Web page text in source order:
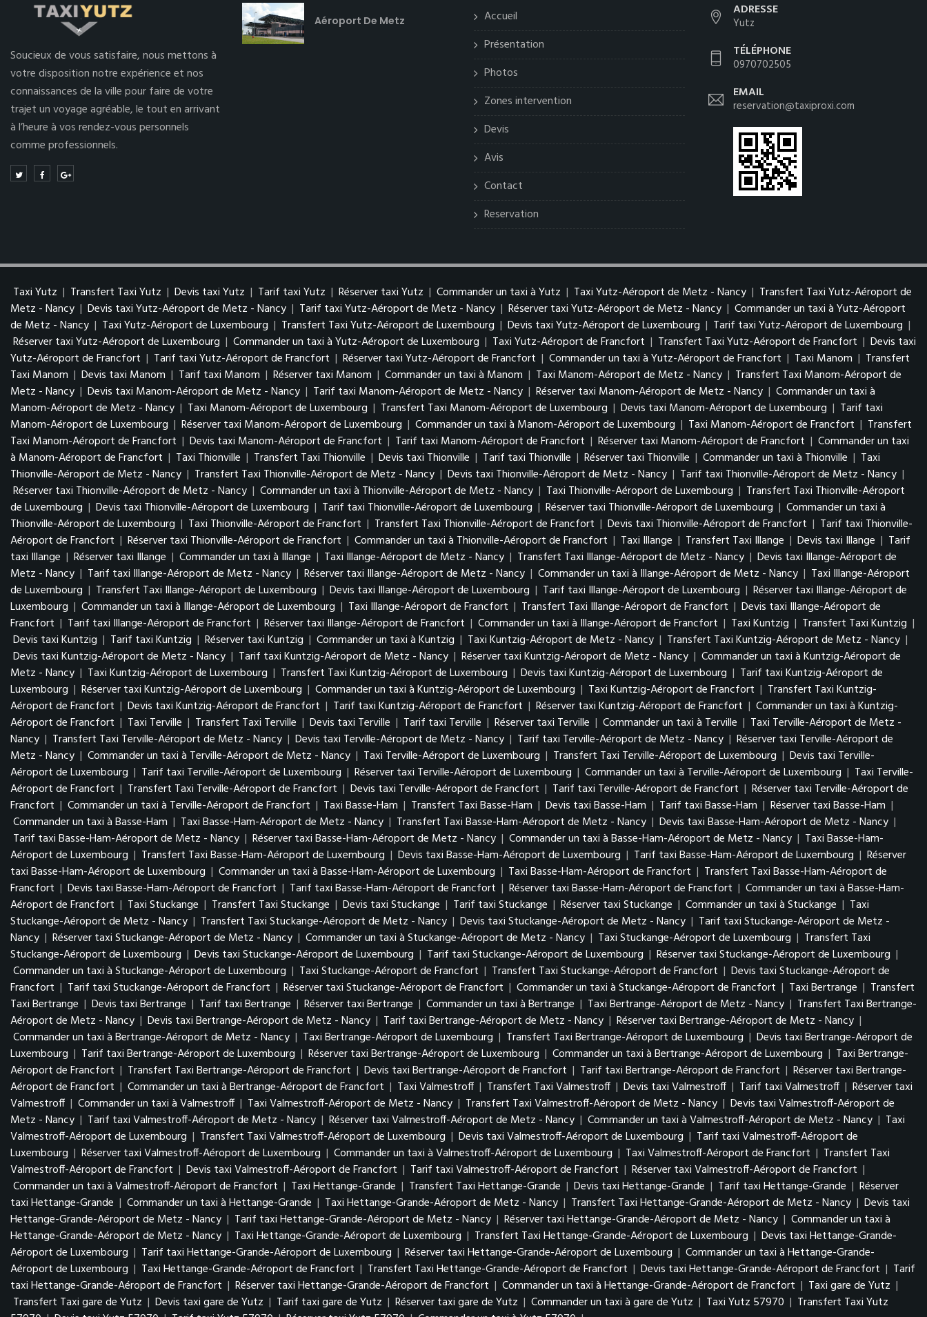
Soucieux de vous satisfaire, nous mettons à
votre disposition notre expérience et nos
connaissances de la ville pour faire de votre
trajet un voyage agréable, le tout en arrivant
à l’heure à vos rendez-vous personnels
comme professionnels.
Aéroport De Metz
Accueil
Présentation
Photos
Zones intervention
Devis
Avis
Contact
Reservation
ADRESSE
Yutz
TÉLÉPHONE
0970702505
EMAIL
reservation@taxiproxi.com
Taxi Yutz | Transfert Taxi Yutz | Devis taxi Yutz | Tarif taxi Yutz | Réserver taxi Yutz | Commander un taxi à Yutz | Taxi Yutz-Aéroport de Metz - Nancy | Transfert Taxi Yutz-Aéroport de
Metz - Nancy | Devis taxi Yutz-Aéroport de Metz - Nancy | Tarif taxi Yutz-Aéroport de Metz - Nancy | Réserver taxi Yutz-Aéroport de Metz - Nancy | Commander un taxi à Yutz-Aéroport
de Metz - Nancy | Taxi Yutz-Aéroport de Luxembourg | Transfert Taxi Yutz-Aéroport de Luxembourg | Devis taxi Yutz-Aéroport de Luxembourg | Tarif taxi Yutz-Aéroport de Luxembourg |
Réserver taxi Yutz-Aéroport de Luxembourg | Commander un taxi à Yutz-Aéroport de Luxembourg | Taxi Yutz-Aéroport de Francfort | Transfert Taxi Yutz-Aéroport de Francfort | Devis taxi
Yutz-Aéroport de Francfort | Tarif taxi Yutz-Aéroport de Francfort | Réserver taxi Yutz-Aéroport de Francfort | Commander un taxi à Yutz-Aéroport de Francfort | Taxi Manom | Transfert
Taxi Manom | Devis taxi Manom | Tarif taxi Manom | Réserver taxi Manom | Commander un taxi à Manom | Taxi Manom-Aéroport de Metz - Nancy | Transfert Taxi Manom-Aéroport de
Metz - Nancy | Devis taxi Manom-Aéroport de Metz - Nancy | Tarif taxi Manom-Aéroport de Metz - Nancy | Réserver taxi Manom-Aéroport de Metz - Nancy | Commander un taxi à
Manom-Aéroport de Metz - Nancy | Taxi Manom-Aéroport de Luxembourg | Transfert Taxi Manom-Aéroport de Luxembourg | Devis taxi Manom-Aéroport de Luxembourg | Tarif taxi
Manom-Aéroport de Luxembourg | Réserver taxi Manom-Aéroport de Luxembourg | Commander un taxi à Manom-Aéroport de Luxembourg | Taxi Manom-Aéroport de Francfort | Transfert
Taxi Manom-Aéroport de Francfort | Devis taxi Manom-Aéroport de Francfort | Tarif taxi Manom-Aéroport de Francfort | Réserver taxi Manom-Aéroport de Francfort | Commander un taxi
à Manom-Aéroport de Francfort | Taxi Thionville | Transfert Taxi Thionville | Devis taxi Thionville | Tarif taxi Thionville | Réserver taxi Thionville | Commander un taxi à Thionville | Taxi
Thionville-Aéroport de Metz - Nancy | Transfert Taxi Thionville-Aéroport de Metz - Nancy | Devis taxi Thionville-Aéroport de Metz - Nancy | Tarif taxi Thionville-Aéroport de Metz - Nancy |
Réserver taxi Thionville-Aéroport de Metz - Nancy | Commander un taxi à Thionville-Aéroport de Metz - Nancy | Taxi Thionville-Aéroport de Luxembourg | Transfert Taxi Thionville-Aéroport
de Luxembourg | Devis taxi Thionville-Aéroport de Luxembourg | Tarif taxi Thionville-Aéroport de Luxembourg | Réserver taxi Thionville-Aéroport de Luxembourg | Commander un taxi à
Thionville-Aéroport de Luxembourg | Taxi Thionville-Aéroport de Francfort | Transfert Taxi Thionville-Aéroport de Francfort | Devis taxi Thionville-Aéroport de Francfort | Tarif taxi Thionville-
Aéroport de Francfort | Réserver taxi Thionville-Aéroport de Francfort | Commander un taxi à Thionville-Aéroport de Francfort | Taxi Illange | Transfert Taxi Illange | Devis taxi Illange | Tarif
taxi Illange | Réserver taxi Illange | Commander un taxi à Illange | Taxi Illange-Aéroport de Metz - Nancy | Transfert Taxi Illange-Aéroport de Metz - Nancy | Devis taxi Illange-Aéroport de
Metz - Nancy | Tarif taxi Illange-Aéroport de Metz - Nancy | Réserver taxi Illange-Aéroport de Metz - Nancy | Commander un taxi à Illange-Aéroport de Metz - Nancy | Taxi Illange-Aéroport
de Luxembourg | Transfert Taxi Illange-Aéroport de Luxembourg | Devis taxi Illange-Aéroport de Luxembourg | Tarif taxi Illange-Aéroport de Luxembourg | Réserver taxi Illange-Aéroport de
Luxembourg | Commander un taxi à Illange-Aéroport de Luxembourg | Taxi Illange-Aéroport de Francfort | Transfert Taxi Illange-Aéroport de Francfort | Devis taxi Illange-Aéroport de
Francfort | Tarif taxi Illange-Aéroport de Francfort | Réserver taxi Illange-Aéroport de Francfort | Commander un taxi à Illange-Aéroport de Francfort | Taxi Kuntzig | Transfert Taxi Kuntzig |
Devis taxi Kuntzig | Tarif taxi Kuntzig | Réserver taxi Kuntzig | Commander un taxi à Kuntzig | Taxi Kuntzig-Aéroport de Metz - Nancy | Transfert Taxi Kuntzig-Aéroport de Metz - Nancy |
Devis taxi Kuntzig-Aéroport de Metz - Nancy | Tarif taxi Kuntzig-Aéroport de Metz - Nancy | Réserver taxi Kuntzig-Aéroport de Metz - Nancy | Commander un taxi à Kuntzig-Aéroport de
Metz - Nancy | Taxi Kuntzig-Aéroport de Luxembourg | Transfert Taxi Kuntzig-Aéroport de Luxembourg | Devis taxi Kuntzig-Aéroport de Luxembourg | Tarif taxi Kuntzig-Aéroport de
Luxembourg | Réserver taxi Kuntzig-Aéroport de Luxembourg | Commander un taxi à Kuntzig-Aéroport de Luxembourg | Taxi Kuntzig-Aéroport de Francfort | Transfert Taxi Kuntzig-
Aéroport de Francfort | Devis taxi Kuntzig-Aéroport de Francfort | Tarif taxi Kuntzig-Aéroport de Francfort | Réserver taxi Kuntzig-Aéroport de Francfort | Commander un taxi à Kuntzig-
Aéroport de Francfort | Taxi Terville | Transfert Taxi Terville | Devis taxi Terville | Tarif taxi Terville | Réserver taxi Terville | Commander un taxi à Terville | Taxi Terville-Aéroport de Metz -
Nancy | Transfert Taxi Terville-Aéroport de Metz - Nancy | Devis taxi Terville-Aéroport de Metz - Nancy | Tarif taxi Terville-Aéroport de Metz - Nancy | Réserver taxi Terville-Aéroport de
Metz - Nancy | Commander un taxi à Terville-Aéroport de Metz - Nancy | Taxi Terville-Aéroport de Luxembourg | Transfert Taxi Terville-Aéroport de Luxembourg | Devis taxi Terville-
Aéroport de Luxembourg | Tarif taxi Terville-Aéroport de Luxembourg | Réserver taxi Terville-Aéroport de Luxembourg | Commander un taxi à Terville-Aéroport de Luxembourg | Taxi Terville-
Aéroport de Francfort | Transfert Taxi Terville-Aéroport de Francfort | Devis taxi Terville-Aéroport de Francfort | Tarif taxi Terville-Aéroport de Francfort | Réserver taxi Terville-Aéroport de
Francfort | Commander un taxi à Terville-Aéroport de Francfort | Taxi Basse-Ham | Transfert Taxi Basse-Ham | Devis taxi Basse-Ham | Tarif taxi Basse-Ham | Réserver taxi Basse-Ham |
Commander un taxi à Basse-Ham | Taxi Basse-Ham-Aéroport de Metz - Nancy | Transfert Taxi Basse-Ham-Aéroport de Metz - Nancy | Devis taxi Basse-Ham-Aéroport de Metz - Nancy |
Tarif taxi Basse-Ham-Aéroport de Metz - Nancy | Réserver taxi Basse-Ham-Aéroport de Metz - Nancy | Commander un taxi à Basse-Ham-Aéroport de Metz - Nancy | Taxi Basse-Ham-
Aéroport de Luxembourg | Transfert Taxi Basse-Ham-Aéroport de Luxembourg | Devis taxi Basse-Ham-Aéroport de Luxembourg | Tarif taxi Basse-Ham-Aéroport de Luxembourg | Réserver
taxi Basse-Ham-Aéroport de Luxembourg | Commander un taxi à Basse-Ham-Aéroport de Luxembourg | Taxi Basse-Ham-Aéroport de Francfort | Transfert Taxi Basse-Ham-Aéroport de
Francfort | Devis taxi Basse-Ham-Aéroport de Francfort | Tarif taxi Basse-Ham-Aéroport de Francfort | Réserver taxi Basse-Ham-Aéroport de Francfort | Commander un taxi à Basse-Ham-
Aéroport de Francfort | Taxi Stuckange | Transfert Taxi Stuckange | Devis taxi Stuckange | Tarif taxi Stuckange | Réserver taxi Stuckange | Commander un taxi à Stuckange | Taxi
Stuckange-Aéroport de Metz - Nancy | Transfert Taxi Stuckange-Aéroport de Metz - Nancy | Devis taxi Stuckange-Aéroport de Metz - Nancy | Tarif taxi Stuckange-Aéroport de Metz -
Nancy | Réserver taxi Stuckange-Aéroport de Metz - Nancy | Commander un taxi à Stuckange-Aéroport de Metz - Nancy | Taxi Stuckange-Aéroport de Luxembourg | Transfert Taxi
Stuckange-Aéroport de Luxembourg | Devis taxi Stuckange-Aéroport de Luxembourg | Tarif taxi Stuckange-Aéroport de Luxembourg | Réserver taxi Stuckange-Aéroport de Luxembourg |
Commander un taxi à Stuckange-Aéroport de Luxembourg | Taxi Stuckange-Aéroport de Francfort | Transfert Taxi Stuckange-Aéroport de Francfort | Devis taxi Stuckange-Aéroport de
Francfort | Tarif taxi Stuckange-Aéroport de Francfort | Réserver taxi Stuckange-Aéroport de Francfort | Commander un taxi à Stuckange-Aéroport de Francfort | Taxi Bertrange | Transfert
Taxi Bertrange | Devis taxi Bertrange | Tarif taxi Bertrange | Réserver taxi Bertrange | Commander un taxi à Bertrange | Taxi Bertrange-Aéroport de Metz - Nancy | Transfert Taxi Bertrange-
Aéroport de Metz - Nancy | Devis taxi Bertrange-Aéroport de Metz - Nancy | Tarif taxi Bertrange-Aéroport de Metz - Nancy | Réserver taxi Bertrange-Aéroport de Metz - Nancy |
Commander un taxi à Bertrange-Aéroport de Metz - Nancy | Taxi Bertrange-Aéroport de Luxembourg | Transfert Taxi Bertrange-Aéroport de Luxembourg | Devis taxi Bertrange-Aéroport de
Luxembourg | Tarif taxi Bertrange-Aéroport de Luxembourg | Réserver taxi Bertrange-Aéroport de Luxembourg | Commander un taxi à Bertrange-Aéroport de Luxembourg | Taxi Bertrange-
Aéroport de Francfort | Transfert Taxi Bertrange-Aéroport de Francfort | Devis taxi Bertrange-Aéroport de Francfort | Tarif taxi Bertrange-Aéroport de Francfort | Réserver taxi Bertrange-
Aéroport de Francfort | Commander un taxi à Bertrange-Aéroport de Francfort | Taxi Valmestroff | Transfert Taxi Valmestroff | Devis taxi Valmestroff | Tarif taxi Valmestroff | Réserver taxi
Valmestroff | Commander un taxi à Valmestroff | Taxi Valmestroff-Aéroport de Metz - Nancy | Transfert Taxi Valmestroff-Aéroport de Metz - Nancy | Devis taxi Valmestroff-Aéroport de
Metz - Nancy | Tarif taxi Valmestroff-Aéroport de Metz - Nancy | Réserver taxi Valmestroff-Aéroport de Metz - Nancy | Commander un taxi à Valmestroff-Aéroport de Metz - Nancy | Taxi
Valmestroff-Aéroport de Luxembourg | Transfert Taxi Valmestroff-Aéroport de Luxembourg | Devis taxi Valmestroff-Aéroport de Luxembourg | Tarif taxi Valmestroff-Aéroport de
Luxembourg | Réserver taxi Valmestroff-Aéroport de Luxembourg | Commander un taxi à Valmestroff-Aéroport de Luxembourg | Taxi Valmestroff-Aéroport de Francfort | Transfert Taxi
Valmestroff-Aéroport de Francfort | Devis taxi Valmestroff-Aéroport de Francfort | Tarif taxi Valmestroff-Aéroport de Francfort | Réserver taxi Valmestroff-Aéroport de Francfort |
Commander un taxi à Valmestroff-Aéroport de Francfort | Taxi Hettange-Grande | Transfert Taxi Hettange-Grande | Devis taxi Hettange-Grande | Tarif taxi Hettange-Grande | Réserver
taxi Hettange-Grande | Commander un taxi à Hettange-Grande | Taxi Hettange-Grande-Aéroport de Metz - Nancy | Transfert Taxi Hettange-Grande-Aéroport de Metz - Nancy | Devis taxi
Hettange-Grande-Aéroport de Metz - Nancy | Tarif taxi Hettange-Grande-Aéroport de Metz - Nancy | Réserver taxi Hettange-Grande-Aéroport de Metz - Nancy | Commander un taxi à
Hettange-Grande-Aéroport de Metz - Nancy | Taxi Hettange-Grande-Aéroport de Luxembourg | Transfert Taxi Hettange-Grande-Aéroport de Luxembourg | Devis taxi Hettange-Grande-
Aéroport de Luxembourg | Tarif taxi Hettange-Grande-Aéroport de Luxembourg | Réserver taxi Hettange-Grande-Aéroport de Luxembourg | Commander un taxi à Hettange-Grande-
Aéroport de Luxembourg | Taxi Hettange-Grande-Aéroport de Francfort | Transfert Taxi Hettange-Grande-Aéroport de Francfort | Devis taxi Hettange-Grande-Aéroport de Francfort | Tarif
taxi Hettange-Grande-Aéroport de Francfort | Réserver taxi Hettange-Grande-Aéroport de Francfort | Commander un taxi à Hettange-Grande-Aéroport de Francfort | Taxi gare de Yutz |
Transfert Taxi gare de Yutz | Devis taxi gare de Yutz | Tarif taxi gare de Yutz | Réserver taxi gare de Yutz | Commander un taxi à gare de Yutz | Taxi Yutz 57970 | Transfert Taxi Yutz